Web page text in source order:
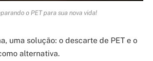
o PET para sua nova vida!
uma solução: o descarte de PET e o
alternativa.